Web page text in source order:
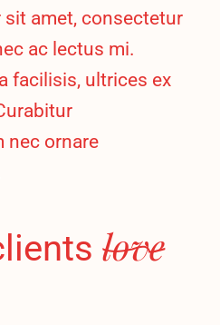
amet, consectetur
ac lectus mi.
facilisis, ultrices ex
nec ornare
love